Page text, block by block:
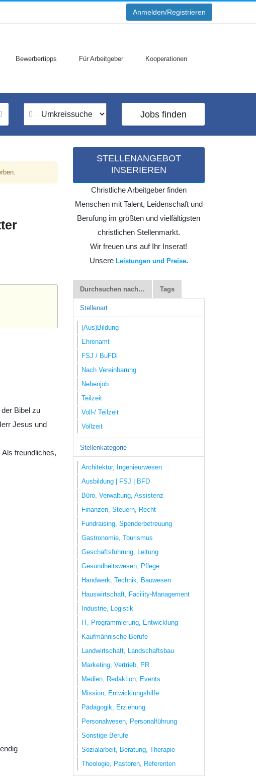
Anmelden/Registrieren
Bewerbertipps Für Arbeitgeber Kooperationen
Jobs finden
Bibel zu
Jesus und
freundliches,
STELLENANGEBOT
INSERIEREN
Christliche Arbeitgeber finden
Menschen mit Talent, Leidenschaft und
Berufung im größten und vielfältigsten
christlichen Stellenmarkt.
Wir freuen uns auf Ihr Inserat!
Unsere Leistungen und Preise.
Durchsuchen nach… Tags
Stellenart
(Aus)Bildung
Ehrenamt
FSJ / BuFDi
Nach Vereinbarung
Nebenjob
Teilzeit
Voll-/ Teilzeit
Vollzeit
Stellenkategorie
Architektur, Ingenieurwesen
Ausbildung | FSJ | BFD
Büro, Verwaltung, Assistenz
Finanzen, Steuern, Recht
Fundraising, Spenderbetreuung
Gastronomie, Tourismus
Geschäftsführung, Leitung
Gesundheitswesen, Pflege
Handwerk, Technik, Bauwesen
Hauswirtschaft, Facility-Management
Industrie, Logistik
IT, Programmierung, Entwicklung
Kaufmännische Berufe
Landwirtschaft, Landschaftsbau
Marketing, Vertrieb, PR
Medien, Redaktion, Events
Mission, Entwicklungshilfe
Pädagogik, Erziehung
Personalwesen, Personalführung
Sonstige Berufe
Sozialarbeit, Beratung, Therapie
Theologie, Pastoren, Referenten